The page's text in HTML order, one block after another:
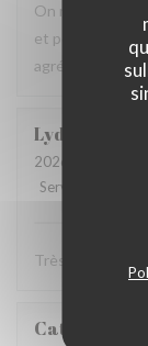
On
et personnels
agréable
Lydia
2026-08-06
-
Servizio
Très bonne
Catherine